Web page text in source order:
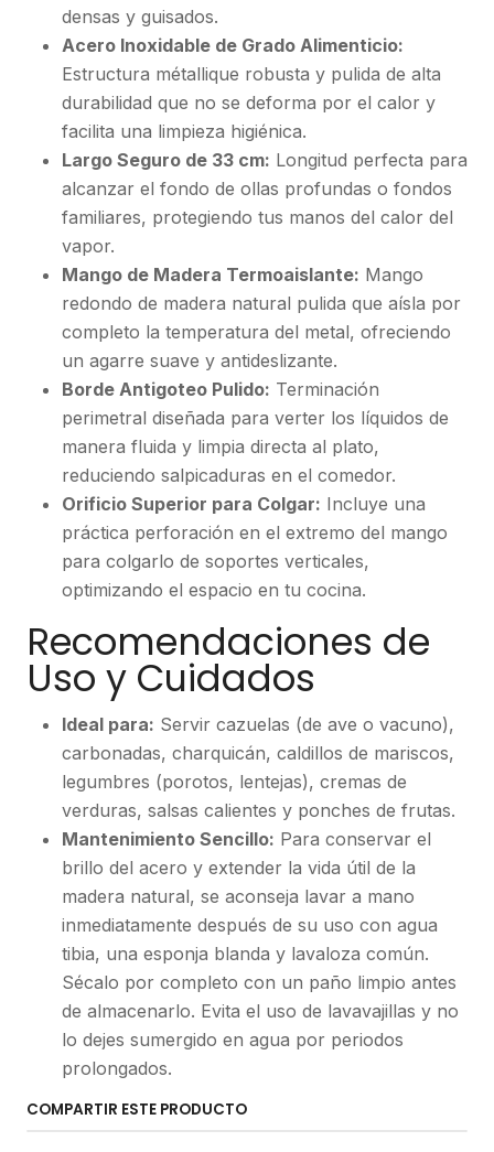
densas y guisados.
Acero Inoxidable de Grado Alimenticio:
Estructura métallique robusta y pulida de alta
durabilidad que no se deforma por el calor y
facilita una limpieza higiénica.
Largo Seguro de 33 cm: Longitud perfecta para
alcanzar el fondo de ollas profundas o fondos
familiares, protegiendo tus manos del calor del
vapor.
Mango de Madera Termoaislante: Mango
redondo de madera natural pulida que aísla por
completo la temperatura del metal, ofreciendo
un agarre suave y antideslizante.
Borde Antigoteo Pulido: Terminación
perimetral diseñada para verter los líquidos de
manera fluida y limpia directa al plato,
reduciendo salpicaduras en el comedor.
Orificio Superior para Colgar: Incluye una
práctica perforación en el extremo del mango
para colgarlo de soportes verticales,
optimizando el espacio en tu cocina.
Recomendaciones de
Uso y Cuidados
Ideal para: Servir cazuelas (de ave o vacuno),
carbonadas, charquicán, caldillos de mariscos,
legumbres (porotos, lentejas), cremas de
verduras, salsas calientes y ponches de frutas.
Mantenimiento Sencillo: Para conservar el
brillo del acero y extender la vida útil de la
madera natural, se aconseja lavar a mano
inmediatamente después de su uso con agua
tibia, una esponja blanda y lavaloza común.
Sécalo por completo con un paño limpio antes
de almacenarlo. Evita el uso de lavavajillas y no
lo dejes sumergido en agua por periodos
prolongados.
COMPARTIR ESTE PRODUCTO